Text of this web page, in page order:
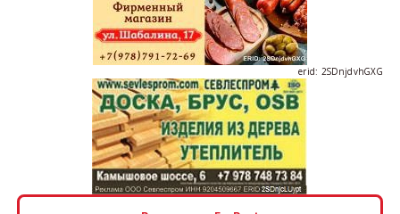
erid: 2SDnjdvhGXG
erid: 2SDnjcLUypt